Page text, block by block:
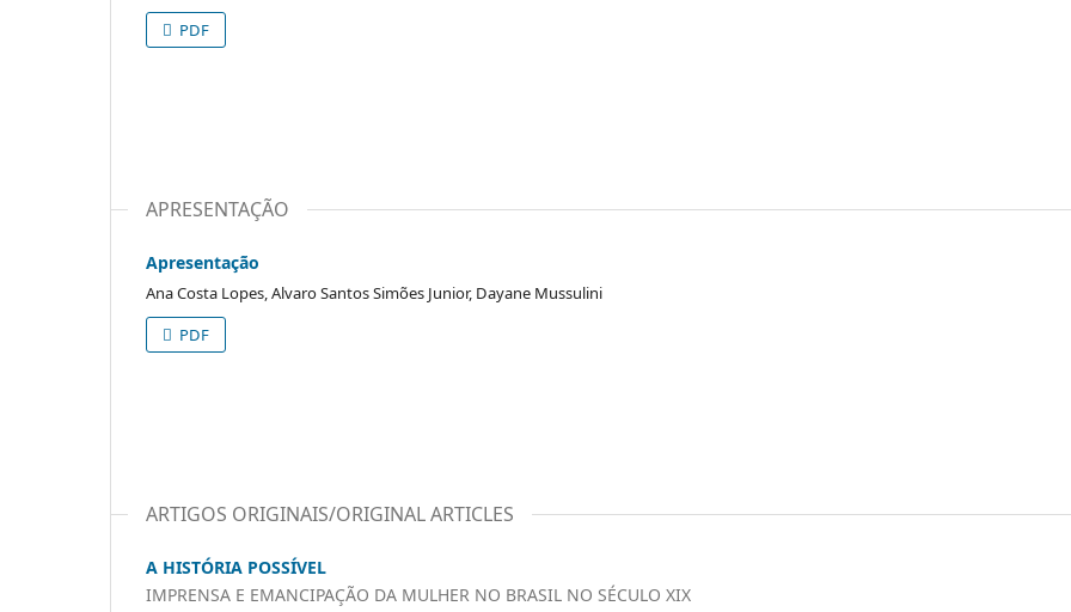
PDF
APRESENTAÇÃO
Apresentação
Ana Costa Lopes, Alvaro Santos Simões Junior, Dayane Mussulini
PDF
ARTIGOS ORIGINAIS/ORIGINAL ARTICLES
A HISTÓRIA POSSÍVEL
IMPRENSA E EMANCIPAÇÃO DA MULHER NO BRASIL NO SÉCULO XIX